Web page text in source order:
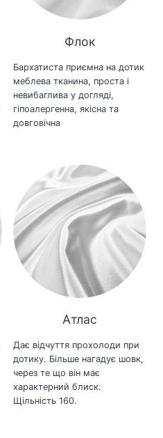
Флок
Бархатиста приємна на дотик
меблева тканина, проста і
невибаглива у догляді,
гіпоалергенна, якісна та
довговічна
Атлас
Дає відчуття прохолоди при
дотику. Більше нагадує шовк,
через те що він має
характерний блиск.
Щільність 160.